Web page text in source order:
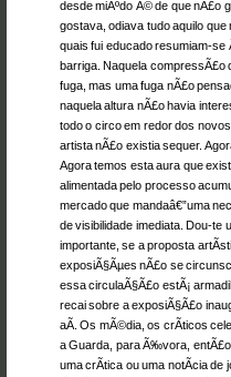
desde miÃºdo Ã© de que nÃ£o
gostava, odiava tudo aquilo
quais fui educado resumiam-
barriga. Naquela compressÃ£o
fuga, mas uma fuga nÃ£o
naquela altura nÃ£o havia
todo o circo em redor dos
artista nÃ£o existia sequer.
Agora temos esta aura que
alimentada pelo processo
mercado que mandaâ€”uma
de visibilidade imediata. Dou-te
importante, se a proposta
exposiÃ§Ãµes nÃ£o se
essa circulaÃ§Ã£o estÃ¡
recai sobre a exposiÃ§Ã£o
aÃ­. Os mÃ©dia, os crÃ­ticos
a Guarda, para Ã‰vora,
uma crÃ­tica ou uma notÃ­cia de